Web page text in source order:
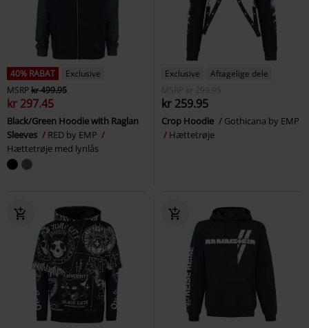
40% RABAT
Exclusive
MSRPkr 499.95
kr 297.45
Black/Green Hoodie with Raglan
Sleeves
RED by EMP
Hættetrøje med lynlås
Exclusive
Aftagelige dele
MSRP
kr 299.95
kr 259.95
Crop Hoodie
Gothicana by EMP
Hættetrøje